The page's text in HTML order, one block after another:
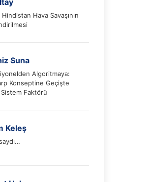
Hava Savaşının
Suna
Algoritmaya:
Konseptine Geçişte
Faktörü
Keleş